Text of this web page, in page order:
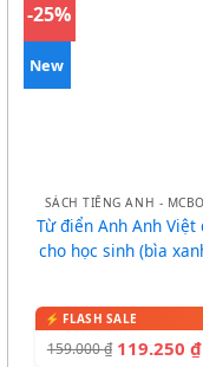
-25%
New
SÁCH TIẾNG ANH -
Từ điển Anh Anh Việt
cho học sinh (bìa
159.000₫ 119.250 ₫